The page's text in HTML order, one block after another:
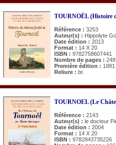
TOURNOËL (Histoire
Référence : 3253
Auteur(s) : Hippolyte
Date édition : 2013
Format : 14 X 20
ISBN : 9782758607441
Nombre de pages : 248
Première édition : 1881
Reliure : br.
TOURNOEL (Le
Référence : 2143
Auteur(s) : le docteur
Date édition : 2004
Format : 14 X 20
ISBN : 9782843735226